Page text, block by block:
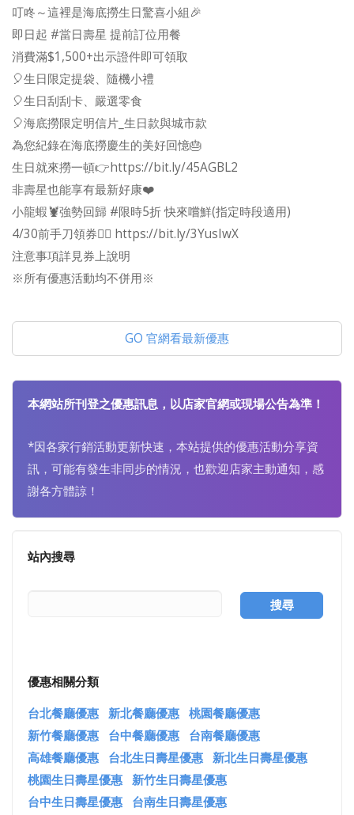
叮咚～這裡是海底撈生日驚喜小組🎉
即日起 #當日壽星 提前訂位用餐
消費滿$1,500+出示證件即可領取
🎈生日限定提袋、隨機小禮
🎈生日刮刮卡、嚴選零食
🎈海底撈限定明信片_生日款與城市款
為您紀錄在海底撈慶生的美好回憶🎂
生日就來撈一頓👉https://bit.ly/45AGBL2
非壽星也能享有最新好康❤️
小龍蝦🦞強勢回歸 #限時5折 快來嚐鮮(指定時段適用)
4/30前手刀領券👉🏻 https://bit.ly/3YusIwX
注意事項詳見券上說明
※所有優惠活動均不併用※
GO 官網看最新優惠
本網站所刊登之優惠訊息，以店家官網或現場公告為準！
*因各家行銷活動更新快速，本站提供的優惠活動分享資
訊，可能有發生非同步的情況，也歡迎店家主動通知，感
謝各方體諒！
站內搜尋
搜尋
優惠相關分類
台北餐廳優惠 新北餐廳優惠 桃園餐廳優惠
新竹餐廳優惠
台中餐廳優惠
台南餐廳優惠
高雄餐廳優惠
台北生日壽星優惠 新北生日壽星優惠
桃園生日壽星優惠 新竹生日壽星優惠
台中生日壽星優惠
台南生日壽星優惠